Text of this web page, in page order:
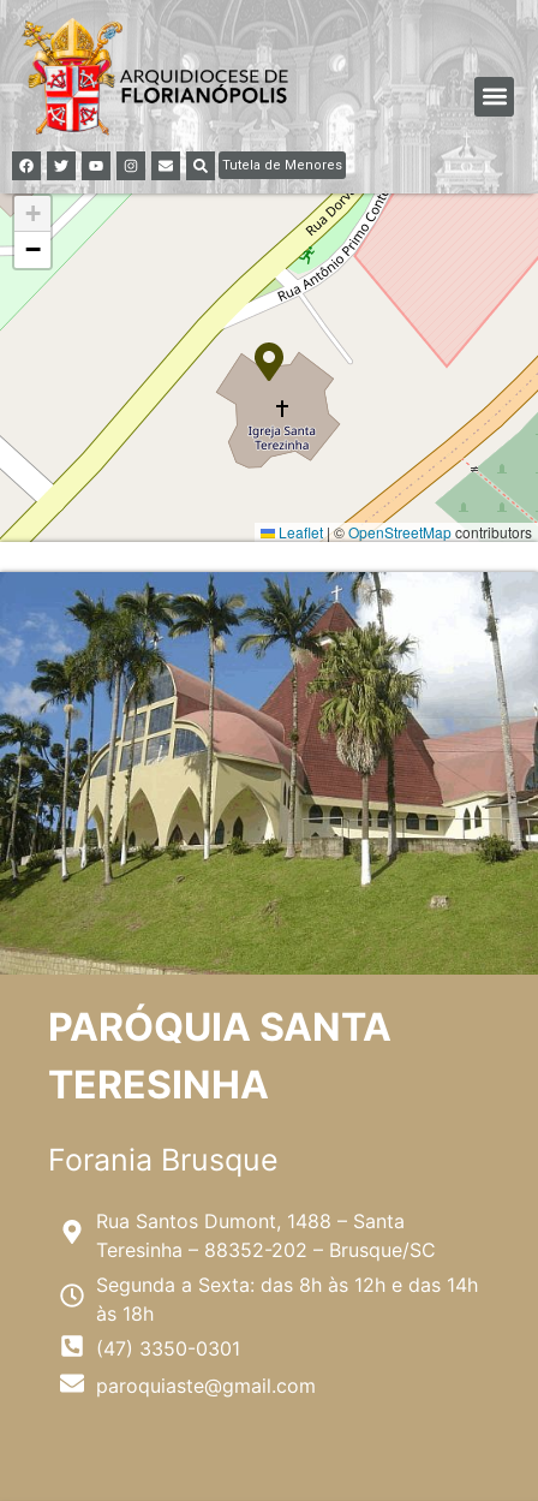
Tutela de Menores
+
−
Leaflet|©OpenStreetMapcontributors
PARÓQUIA SANTA
TERESINHA
Forania Brusque
Rua Santos Dumont, 1488 – Santa
Teresinha – 88352-202 – Brusque/SC
Segunda a Sexta: das 8h às 12h e das 14h
às 18h
(47) 3350-0301
paroquiaste@gmail.com